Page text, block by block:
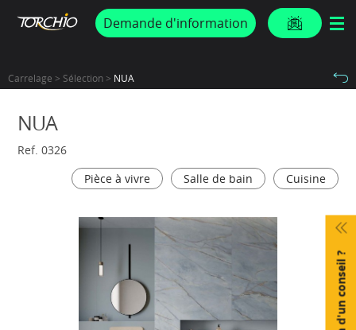
PROMOS & ACTUSDemande d'information
Carrelage > Sélection > NUA
NUA
Ref. 0326
Pièce à vivre
Salle de bain Cuisine